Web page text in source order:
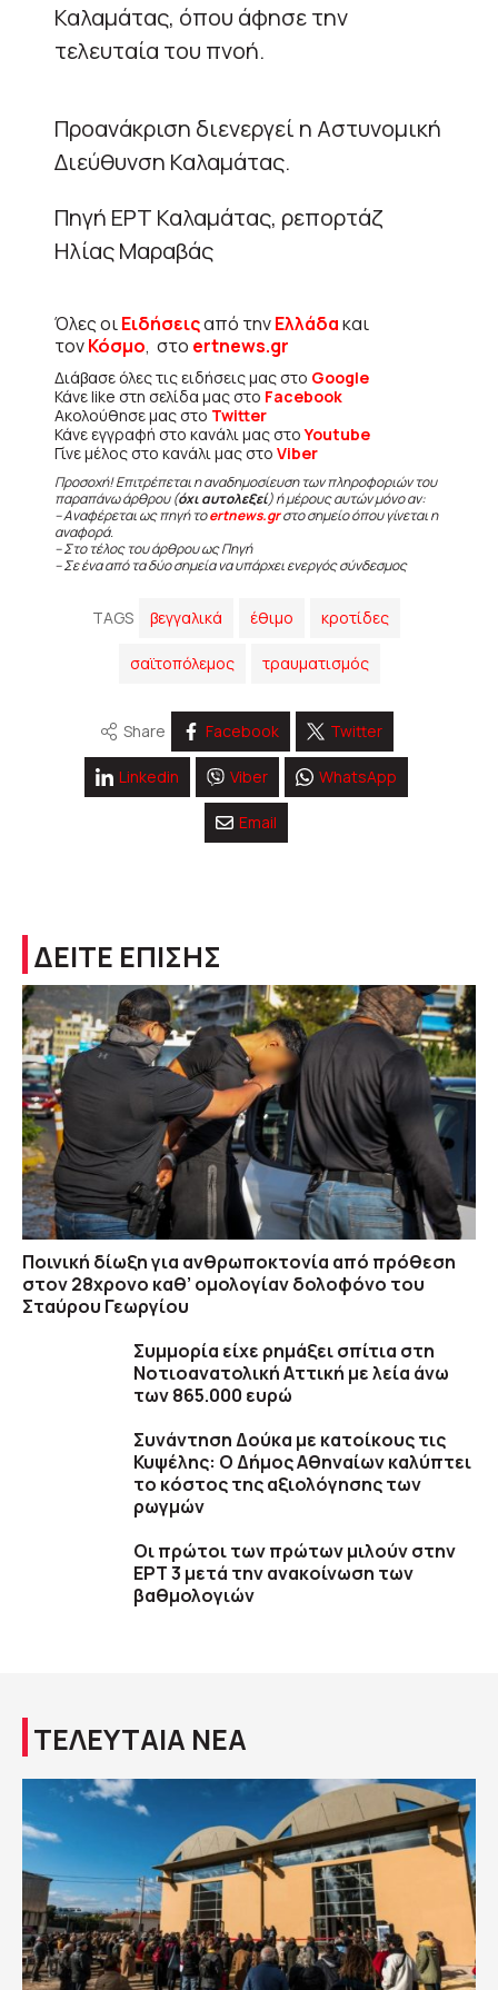
Καλαμάτας, όπου άφησε την
τελευταία του πνοή.
Προανάκριση διενεργεί η Αστυνομική
Διεύθυνση Καλαμάτας.
Πηγή ΕΡΤ Καλαμάτας, ρεπορτάζ
Ηλίας Μαραβάς
Όλες οιΕιδήσειςαπό τηνΕλλάδακαι
τονΚόσμο, στο ertnews.gr
Διάβασε όλες τις ειδήσεις μας στο Google
Κάνε like στη σελίδα μας στο Facebook
Ακολούθησε μας στο Twitter
Κάνε εγγραφή στο κανάλι μας στοYoutube
Γίνε μέλος στο κανάλι μας στο Viber
Προσοχή! Επιτρέπεται η αναδημοσίευση των πληροφοριών του
παραπάνω άρθρου (όχι αυτολεξεί) ή μέρους αυτών μόνο αν:
– Αναφέρεται ως πηγή τοertnews.grστο σημείο όπου γίνεται η
αναφορά.
– Στο τέλος του άρθρου ως Πηγή
– Σε ένα από τα δύο σημεία να υπάρχει ενεργός σύνδεσμος
TAGS βεγγαλικά έθιμο κροτίδες
σαϊτοπόλεμος τραυματισμός
Share Facebook Twitter
Linkedin Viber WhatsApp
Email
ΔΕΙΤΕ ΕΠΙΣΗΣ
Ποινική δίωξη για ανθρωποκτονία από πρόθεση
στον 28χρονο καθ’ ομολογίαν δολοφόνο του
Σταύρου Γεωργίου
Συμμορία είχε ρημάξει σπίτια στη
Νοτιοανατολική Αττική με λεία άνω
των 865.000 ευρώ
Συνάντηση Δούκα με κατοίκους τις
Κυψέλης: Ο Δήμος Αθηναίων καλύπτει
το κόστος της αξιολόγησης των
ρωγμών
Οι πρώτοι των πρώτων μιλούν στην
ΕΡΤ 3 μετά την ανακοίνωση των
βαθμολογιών
ΤΕΛΕΥΤΑΙΑ ΝΕΑ